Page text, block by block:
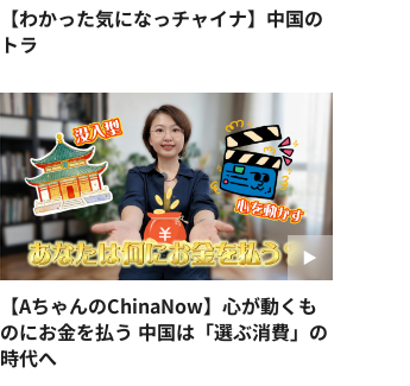
【わかった気になっチャイナ】中国の
トラ
【AちゃんのChinaNow】心が動くも
のにお金を払う 中国は「選ぶ消費」の
時代へ